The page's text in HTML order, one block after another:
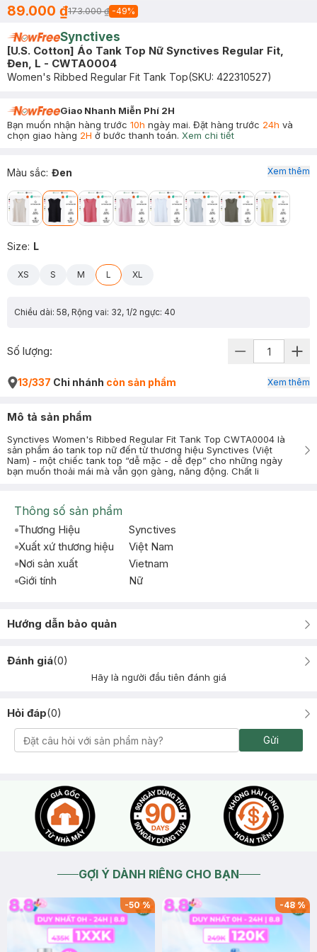
89.000 ₫173.000 ₫ -49%
Synctives
[U.S. Cotton] Áo Tank Top Nữ Synctives Regular Fit,
Đen, L - CWTA0004
Women's Ribbed Regular Fit Tank Top(SKU: 422310527)
Giao Nhanh Miễn Phí 2H
Bạn muốn nhận hàng trước 10h ngày mai. Đặt hàng trước 24h và
chọn giao hàng 2H ở bước thanh toán. Xem chi tiết
Màu sắc: Đen
Size: L
XS S M L XL
Chiều dài: 58, Rộng vai: 32, 1/2 ngực: 40
Xem thêm
Số lượng:
13/337 Chi nhánh còn sản phẩm Xem thêm
Mô tả sản phẩm
Synctives Women's Ribbed Regular Fit Tank Top CWTA0004 là
sản phẩm áo tank top nữ đến từ thương hiệu Synctives (Việt
Nam) - một chiếc tank top “dễ mặc - dễ đẹp” cho những ngày
bạn muốn thoải mái mà vẫn gọn gàng, năng động. Chất li
Thông số sản phẩm
Thương Hiệu
Synctives
Xuất xứ thương hiệu
Việt Nam
Nơi sản xuất
Vietnam
Giới tính
Nữ
Hướng dẫn bảo quản
Đánh giá(0)
Hãy là người đầu tiên đánh giá
Hỏi đáp(0)
Gửi
GỢI Ý DÀNH RIÊNG CHO BẠN
-50% -48%